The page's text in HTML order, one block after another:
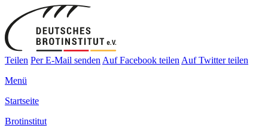
Teilen Per E-Mail senden Auf Facebook teilen Auf Twitter teilen
Menü
Startseite
Brotinstitut